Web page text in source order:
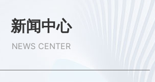
新闻中心
NEWS CENTER